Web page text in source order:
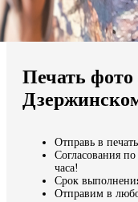
Мы доставляем по
Продолжить без города
Печать фото
Отправь в
Согласования
часа!
Срок
Отправим в